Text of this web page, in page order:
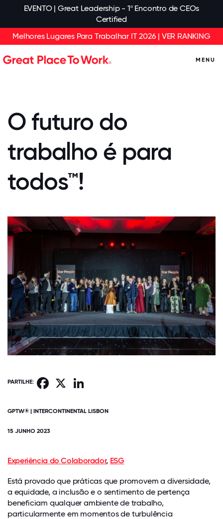
EVENTO | Great Leadership - 1º Encontro de CEOs
Certified
Melhores Lugares Para Trabalhar IT 2026 | VER RANKING
MENU
O futuro do
trabalho é para
todos™!
PARTILHE: Facebook
GPTW® | INTERCONTINENTAL LISBON
15 JUNHO 2023
Experiência do Colaborador, ESG
Está provado que práticas que promovem a diversidade,
a equidade, a inclusão e o sentimento de pertença
beneficiam qualquer ambiente de trabalho,
particularmente em momentos de turbulência